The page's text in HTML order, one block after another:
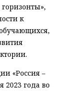
к
«Россия –
2023 года во